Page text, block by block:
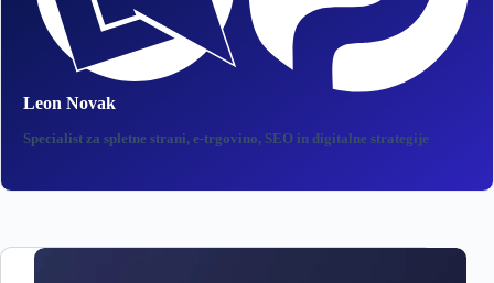
Leon Novak
Specialist za spletne strani, e‑trgovino, SEO in digitalne strategije